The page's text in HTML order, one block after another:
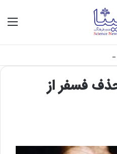
خطرناک می‌شود
حذف فسفر از